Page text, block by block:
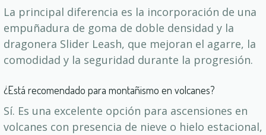
La principal diferencia es la incorporación de una
empuñadura de goma de doble densidad y la
dragonera Slider Leash, que mejoran el agarre, la
comodidad y la seguridad durante la progresión.
¿Está recomendado para montañismo en volcanes?
Sí. Es una excelente opción para ascensiones en
volcanes con presencia de nieve o hielo estacional,